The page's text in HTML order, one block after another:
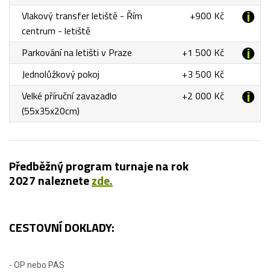
Vlakový transfer letiště - Řím
centrum - letiště
+900 Kč
Parkování na letišti v Praze
+1 500 Kč
Jednolůžkový pokoj
+3 500 Kč
Velké příruční zavazadlo
(55x35x20cm)
+2 000 Kč
Předběžný program turnaje na rok
2027 naleznetezde.
CESTOVNÍ DOKLADY:
- OP nebo PAS